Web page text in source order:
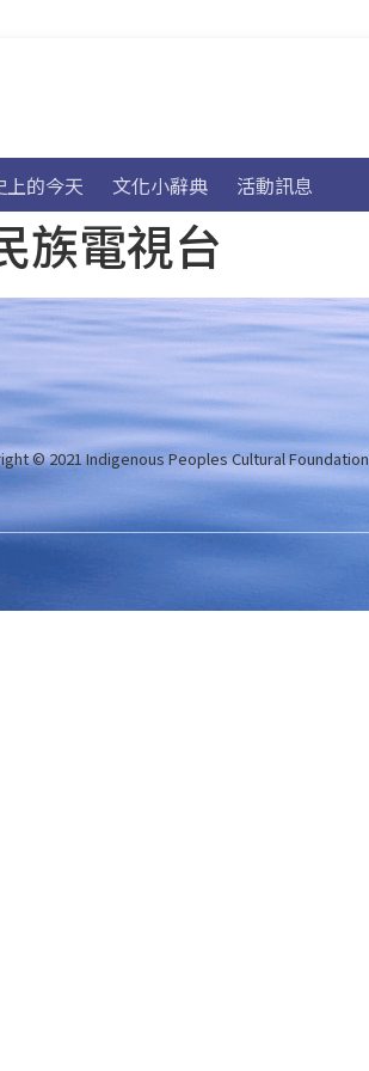
上的今天 文化小辭典 活動訊息
族電視台
© 2021 Indigenous Peoples Cultural Foundation